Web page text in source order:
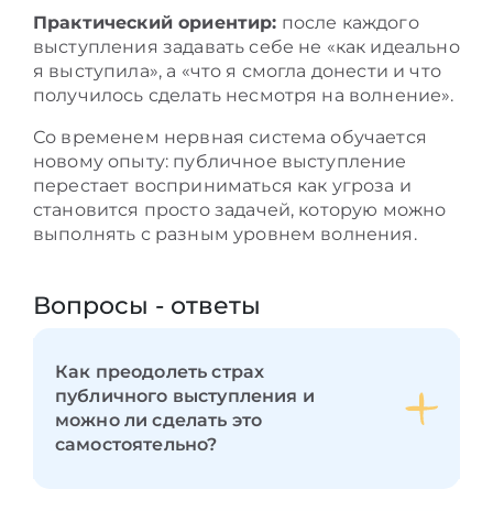
Практический ориентир: после каждого
выступления задавать себе не «как идеально
я выступила», а «что я смогла донести и что
получилось сделать несмотря на волнение».
Со временем нервная система обучается
новому опыту: публичное выступление
перестает восприниматься как угроза и
становится просто задачей, которую можно
выполнять с разным уровнем волнения.
Вопросы - ответы
Как преодолеть страх
публичного выступления и
можно ли сделать это
самостоятельно?